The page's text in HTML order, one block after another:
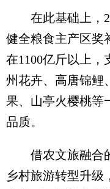
在此基础上，
健全粮食主产区奖
在1100亿斤以上
州花卉、高唐锦鲤
果、山亭火樱桃等
品质。
借农文旅融合的
乡村旅游转型升级